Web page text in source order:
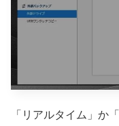
「リアルタイム」か